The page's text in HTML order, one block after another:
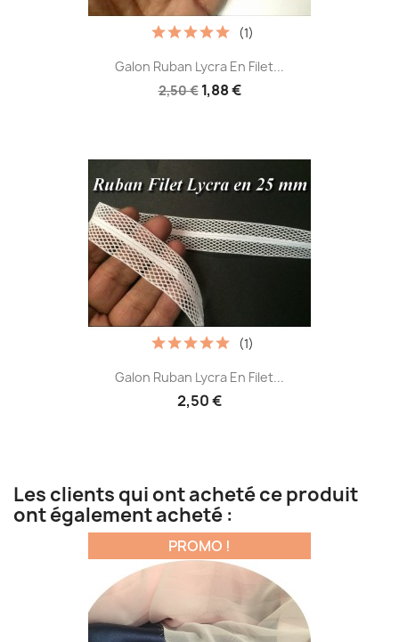
Galon Ruban Lycra En Filet...
2,50 € 1,88 €
(1)
Galon Ruban Lycra En Filet...
2,50 €
(1)
Les clients qui ont acheté ce produit
ont également acheté :
PROMO !